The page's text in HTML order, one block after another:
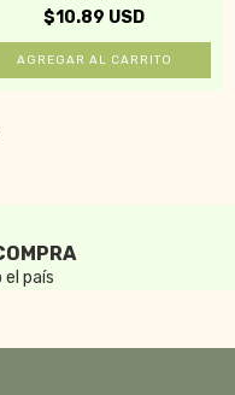
$10.89 USD
país